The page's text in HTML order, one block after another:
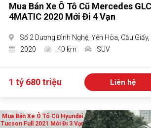
Mua Bán Xe Ô Tô Cũ Mercedes
4MATIC 2020 Mới Đi 4 Vạn
Số 2 Dương Đình Nghệ, Yên Hòa, Cầu Giấy,
2020
40 km SUV
1 tỷ 680 triệu Liên hệ
Mua Bán Xe Ô Tô Cũ Hyundai
Tucson Full 2021 Mới Đi 3 Vạn